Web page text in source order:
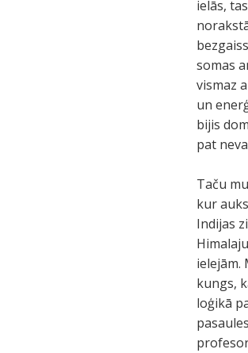
ielās,
somas
vismaz
un
bijis
pat
Taču
kur
Indijas
ielejām.
kungs,
loģikā